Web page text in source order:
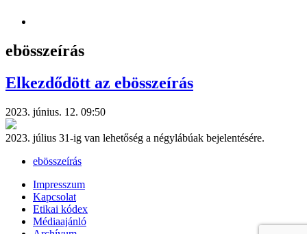
ebösszeírás
Elkezdődött az ebösszeírás
2023. június. 12. 09:50
2023. július 31-ig van lehetőség a négylábúak bejelentésére.
ebösszeírás
Impresszum
Kapcsolat
Etikai kódex
Médiaajánló